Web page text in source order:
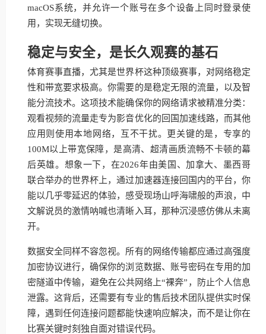
macOS系统，并允许一个账号在多个设备上同时登录使
用，实现无缝切换。
稳定与安全，是长久观赛的基石
体育赛事直播，尤其是世界杯这种顶级赛事，对网络稳定
性和带宽要求极高。你需要的是稳定无限的流量，以及智
能分流技术。这项技术能确保你的网络请求被精准分类：
观看视频的流量走专为影音优化的回国加速线路，而其他
应用则使用本地网络，互不干扰。更关键的是，专享的
100M以上带宽保障，是高清、超清画质流畅不卡顿的幕
后英雄。想象一下，在2026年由美国、加拿大、墨西哥
联合举办的世界杯上，通过加速器连接回国内的平台，你
能以几乎零延迟的体验，感受现场山呼海啸般的声浪，中
文解说员的激情呐喊也清晰入耳，那种沉浸感仿佛从未离
开。
数据安全同样不容忽视。所有的网络传输都应通过高强度
加密协议进行，确保你的浏览数据、账号密码在专用的加
密隧道中传输，避免在公共网络上“裸奔”，防止个人信息
泄露。这背后，还需要有专业的售后技术团队提供实时保
障，遇到任何连接问题都能快速响应解决，而不是让你在
比赛关键时刻独自面对错误代码。